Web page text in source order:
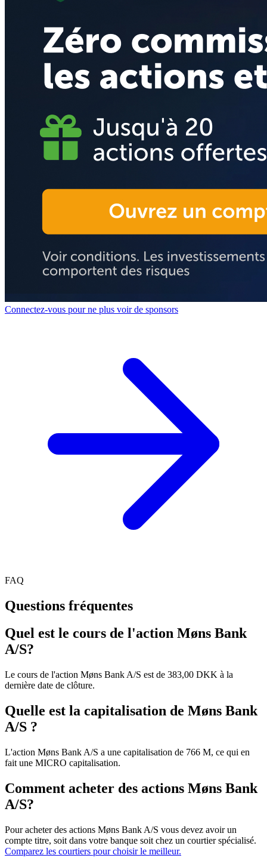
Connectez-vous pour ne plus voir de sponsors
FAQ
Questions fréquentes
Quel est le cours de l'action Møns Bank
A/S?
Le cours de l'action Møns Bank A/S est de 383,00 DKK à la
dernière date de clôture.
Quelle est la capitalisation de Møns Bank
A/S ?
L'action Møns Bank A/S a une capitalisation de 766 M, ce qui en
fait une MICRO capitalisation.
Comment acheter des actions Møns Bank
A/S?
Pour acheter des actions Møns Bank A/S vous devez avoir un
compte titre, soit dans votre banque soit chez un courtier spécialisé.
Comparez les courtiers pour choisir le meilleur.